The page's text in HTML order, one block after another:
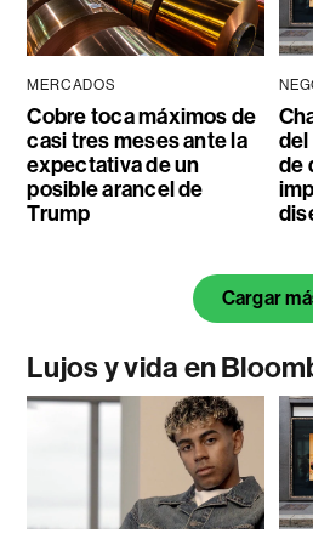
MERCADOS
Cobre toca máximos de
casi tres meses ante la
expectativa de un
posible arancel de
Trump
de
Cargar
Lujos y vida en